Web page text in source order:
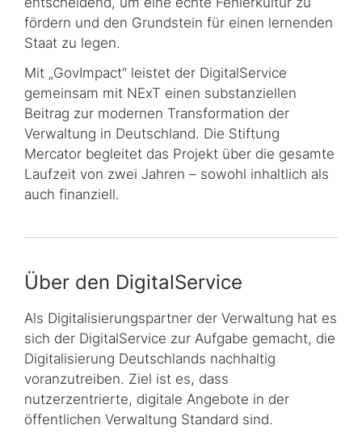
fördern und den Grundstein für einen lernenden
Staat zu legen.
Mit „GovImpact“ leistet der DigitalService
gemeinsam mit NExT einen substanziellen
Beitrag zur modernen Transformation der
Verwaltung in Deutschland. Die Stiftung
Mercator begleitet das Projekt über die gesamte
Laufzeit von zwei Jahren – sowohl inhaltlich als
auch finanziell.
Über den DigitalService
Als Digitalisierungspartner der Verwaltung hat es
sich der DigitalService zur Aufgabe gemacht, die
Digitalisierung Deutschlands nachhaltig
voranzutreiben. Ziel ist es, dass
nutzerzentrierte, digitale Angebote in der
öffentlichen Verwaltung Standard sind.